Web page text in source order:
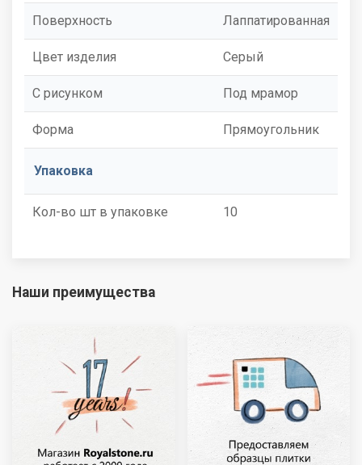
Поверхность Лаппатированная
Цвет изделия Серый
С рисунком Под мрамор
Форма Прямоугольник
Упаковка
Кол-во шт в упаковке 10
Наши преимущества